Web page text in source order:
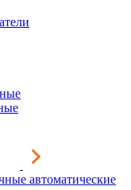
автоматические